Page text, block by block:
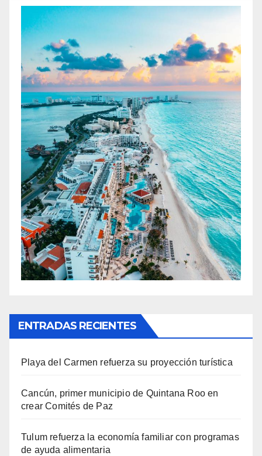
ENTRADAS RECIENTES
Playa del Carmen refuerza su proyección turística
Cancún, primer municipio de Quintana Roo en
crear Comités de Paz
Tulum refuerza la economía familiar con programas
de ayuda alimentaria